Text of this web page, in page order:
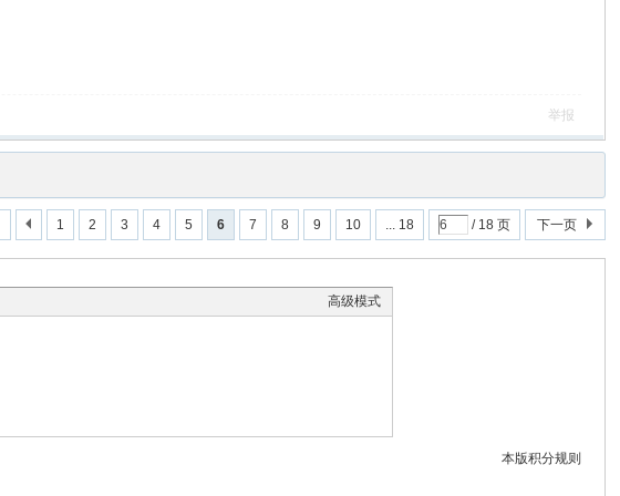
举报
1 2 3 4 5 6 7 8 9 10 ... 18 / 18 页 下一页
高级模式
本版积分规则